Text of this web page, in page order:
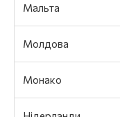
Мальта
Молдова
Монако